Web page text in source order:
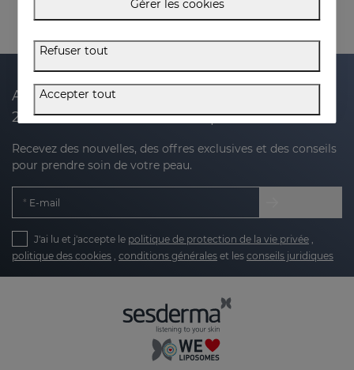
Abonnez-vous à notre newsletter et recevez
20 % de réduction sur votre prochain achat
Recevez des nouvelles, des offres exclusives et des conseils
pour prendre soin de votre peau.
E-mail
J'ai lu et j'accepte le politique de protection de la vie privée ,
politique des cookies , conditions générales et les conseils juridiques
Gérer les cookies
Refuser tout
Accepter tout